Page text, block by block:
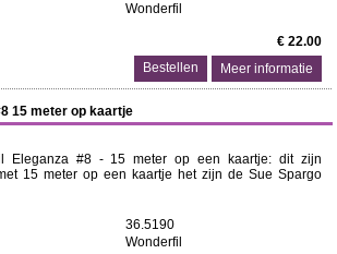
Wonderfil
€ 22.00
Meer informatie
15 meter op kaartje
Eleganza #8 - 15 meter op een kaartje: dit zijn
15 meter op een kaartje het zijn de Sue Spargo
36.5190
Wonderfil